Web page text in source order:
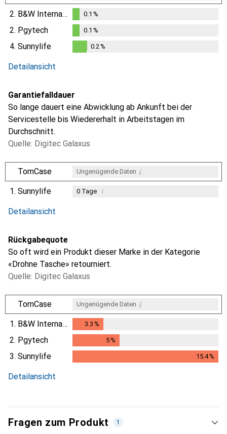
2. B&W International
%
0.1 %
2. Pgytech
%
0.1 %
4. Sunnylife 0.2%
Detailansicht
Garantiefalldauer
So lange dauert eine Abwicklung ab Ankunft bei der
Servicestelle bis Wiedererhalt in Arbeitstagen im
Durchschnitt.
Quelle: Digitec Galaxus
TomCase Ungenügende Daten i
1. Sunnylife 0Tage i
Detailansicht
Rückgabequote
So oft wird ein Produkt dieser Marke in der Kategorie
«Drohne Tasche» retourniert.
Quelle: Digitec Galaxus
TomCase Ungenügende Daten i
1. B&W International 3.3 %
2. Pgytech 5%
3. Sunnylife 15.4%
Detailansicht
Fragen zum Produkt 1